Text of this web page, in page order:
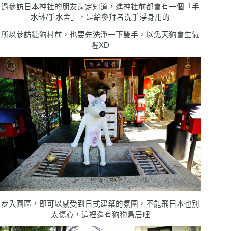
過參訪日本神社的朋友肯定知道，進神社前都會有一個「手
水缽/手水舍」，是給參拜者洗手淨身用的
所以參訪糖狗村前，也要先洗淨一下雙手，以免天狗會生氣
喔XD
步入園區，即可以感受到日式建築的氛圍，不能飛日本也別
太傷心，這裡還有狗狗鳥居哩